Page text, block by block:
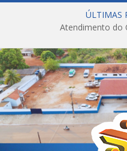
ÚLTIMAS
Atendimento do